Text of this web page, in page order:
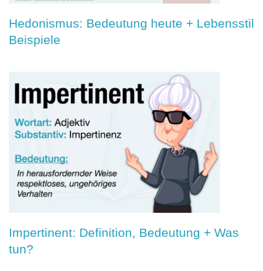
Hedonismus: Bedeutung heute + Lebensstil
Beispiele
Impertinent: Definition, Bedeutung + Was
tun?